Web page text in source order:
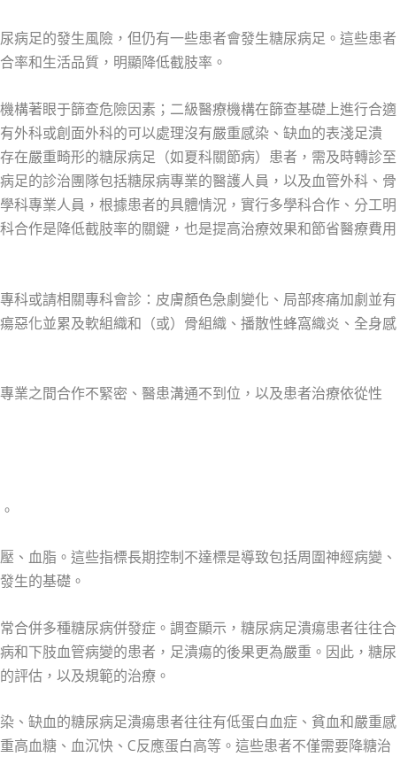
病足的發生風險，但仍有一些患者會發生糖尿病足。這些患者
率和生活品質，明顯降低截肢率。
構著眼于篩查危險因素；二級醫療機構在篩查基礎上進行合適
外科或創面外科的可以處理沒有嚴重感染、缺血的表淺足潰
在嚴重畸形的糖尿病足（如夏科關節病）患者，需及時轉診至
足的診治團隊包括糖尿病專業的醫護人員，以及血管外科、骨
科專業人員，根據患者的具體情況，實行多學科合作、分工明
合作是降低截肢率的關鍵，也是提高治療效果和節省醫療費用
科或請相關專科會診：皮膚顏色急劇變化、局部疼痛加劇並有
惡化並累及軟組織和（或）骨組織、播散性蜂窩織炎、全身感
業之間合作不緊密、醫患溝通不到位，以及患者治療依從性
、血脂。這些指標長期控制不達標是導致包括周圍神經病變、
生的基礎。
合併多種糖尿病併發症。調查顯示，糖尿病足潰瘍患者往往合
和下肢血管病變的患者，足潰瘍的後果更為嚴重。因此，糖尿
評估，以及規範的治療。
、缺血的糖尿病足潰瘍患者往往有低蛋白血症、貧血和嚴重感
高血糖、血沉快、C反應蛋白高等。這些患者不僅需要降糖治